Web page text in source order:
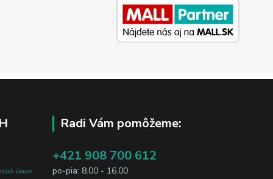
údajov
Radi Vám pomôžeme:
+421 908 700 612
po-pia: 8.00 - 16.00